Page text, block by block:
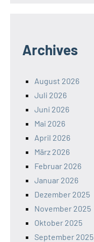
Archives
August 2026
Juli 2026
Juni 2026
Mai 2026
April 2026
März 2026
Februar 2026
Januar 2026
Dezember 2025
November 2025
Oktober 2025
September 2025